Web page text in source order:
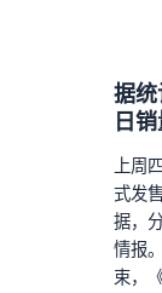
据
日
上周
式发
据，
情报
束，